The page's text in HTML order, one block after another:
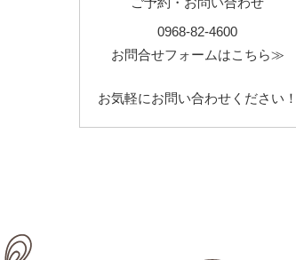
0968-82-4600
お問合せフォームはこちら≫
お気軽にお問い合わせください！